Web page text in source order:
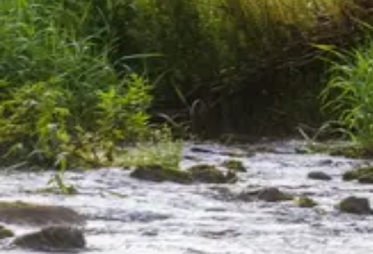
#渓流
「渓流」に関する記事を 1 本まとめています。
ホーム›記事一覧›タグ:渓流
通年2026-04-29